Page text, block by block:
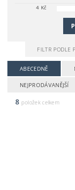
4 Kč
FILTR PODLE
ABECEDNĚ
NEJPRODÁVANĚJŠÍ
8 položek celkem